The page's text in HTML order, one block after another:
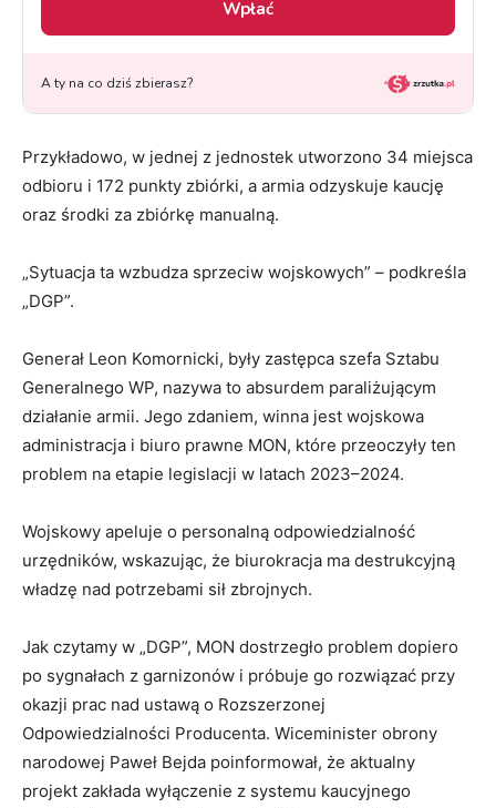
Przykładowo, w jednej z jednostek utworzono 34 miejsca
odbioru i 172 punkty zbiórki, a armia odzyskuje kaucję
oraz środki za zbiórkę manualną.
„Sytuacja ta wzbudza sprzeciw wojskowych” – podkreśla
„DGP”.
Generał Leon Komornicki, były zastępca szefa Sztabu
Generalnego WP, nazywa to absurdem paraliżującym
działanie armii. Jego zdaniem, winna jest wojskowa
administracja i biuro prawne MON, które przeoczyły ten
problem na etapie legislacji w latach 2023–2024.
Wojskowy apeluje o personalną odpowiedzialność
urzędników, wskazując, że biurokracja ma destrukcyjną
władzę nad potrzebami sił zbrojnych.
Jak czytamy w „DGP”, MON dostrzegło problem dopiero
po sygnałach z garnizonów i próbuje go rozwiązać przy
okazji prac nad ustawą o Rozszerzonej
Odpowiedzialności Producenta. Wiceminister obrony
narodowej Paweł Bejda poinformował, że aktualny
projekt zakłada wyłączenie z systemu kaucyjnego